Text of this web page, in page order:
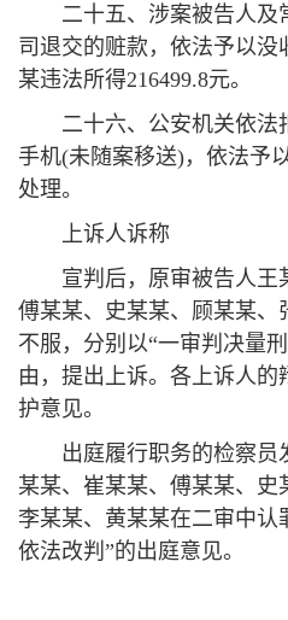
二十五、涉案被告人及
司退交的赃款，依法予以没
某违法所得216499.8元。
二十六、公安机关依法
手机(未随案移送)，依法予
处理。
上诉人诉称
宣判后，原审被告人王
傅某某、史某某、顾某某、
不服，分别以“一审判决量
由，提出上诉。各上诉人
护意见。
出庭履行职务的检察员
某某、崔某某、傅某某、史
李某某、黄某某在二审中认
依法改判”的出庭意见。